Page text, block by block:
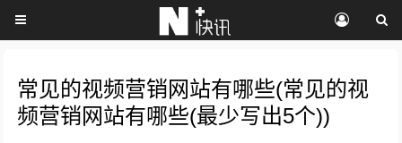
常见的视频营销网站有哪些(常见的视
频营销网站有哪些(最少写出5个))